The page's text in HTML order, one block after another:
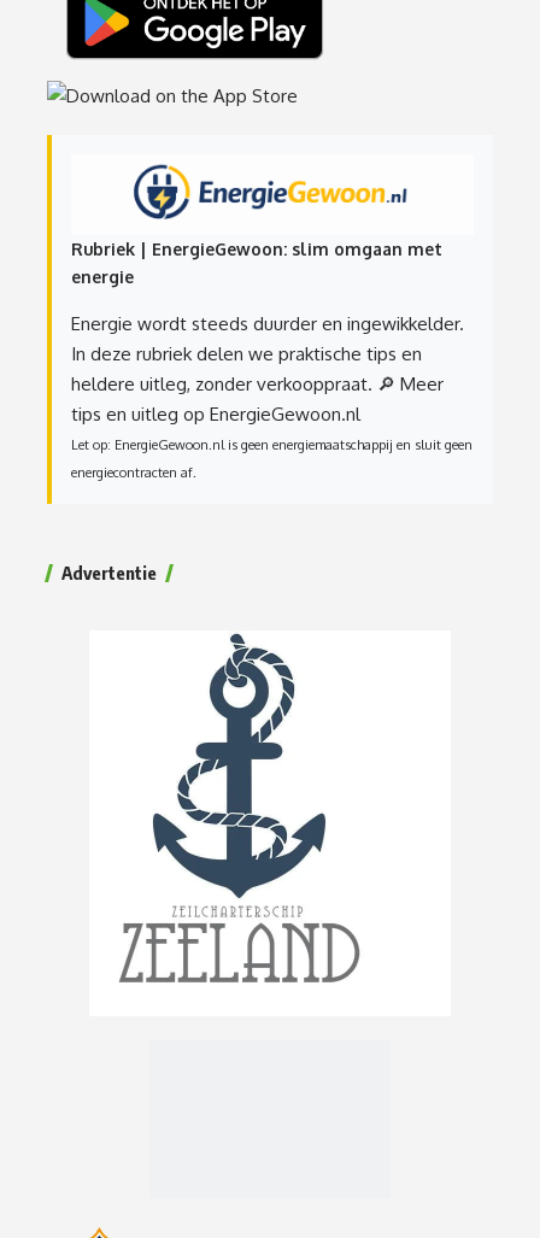
Rubriek | EnergieGewoon: slim omgaan met
energie
Energie wordt steeds duurder en ingewikkelder.
In deze rubriek delen we praktische tips en
heldere uitleg, zonder verkooppraat. 🔎 Meer
tips en uitleg op EnergieGewoon.nl
Let op: EnergieGewoon.nl is geen energiemaatschappij en sluit geen
energiecontracten af.
Advertentie